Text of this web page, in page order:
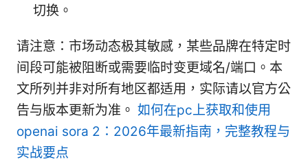
切换。
请注意：市场动态极其敏感，某些品牌在特定时
间段可能被阻断或需要临时变更域名/端口。本
文所列并非对所有地区都适用，实际请以官方公
告与版本更新为准。 如何在pc上获取和使用
openai sora 2：2026年最新指南，完整教程与
实战要点